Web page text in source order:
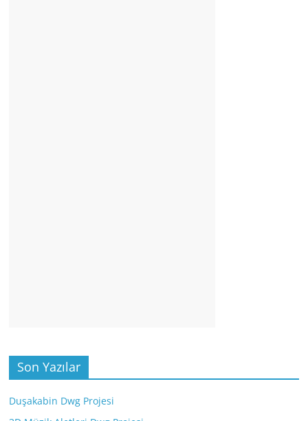
Son Yazılar
Duşakabin Dwg Projesi